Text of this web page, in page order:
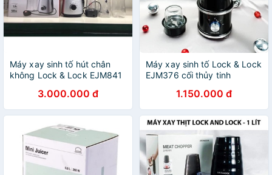
Máy xay sinh tố hút chân
không Lock & Lock EJM841
3.000.000 đ
Máy xay sinh tố Lock & Lock
EJM376 cối thủy tinh
1.150.000 đ